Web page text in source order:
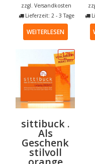
zzgl.Versandkosten
Lieferzeit: 2 - 3 Tage
WEITERLESEN
-17%
sittibuck .
Als
Geschenk
stilvoll